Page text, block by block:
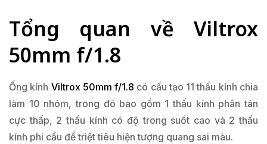
Tổng quan về Viltrox
50mm f/1.8
Ống kính Viltrox 50mm f/1.8 có cấu tạo 11 thấu kính chia
làm 10 nhóm, trong đó bao gồm 1 thấu kính phân tán
cực thấp, 2 thấu kính có độ trong suốt cao và 2 thấu
kính phi cầu để triệt tiêu hiện tượng quang sai màu.